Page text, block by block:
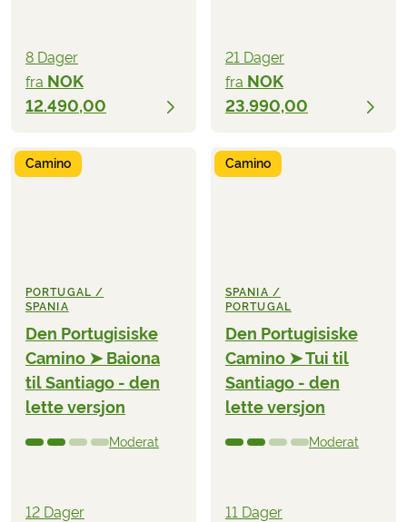
8 Dager
fra NOK
12.490,00
21 Dager
fra NOK
23.990,00
Camino
PORTUGAL /
SPANIA
Den Portugisiske
Camino ➤ Baiona
til Santiago - den
lette versjon
Moderat
12 Dager
Camino
SPANIA /
PORTUGAL
Den Portugisiske
Camino ➤ Tui til
Santiago - den
lette versjon
Moderat
11 Dager